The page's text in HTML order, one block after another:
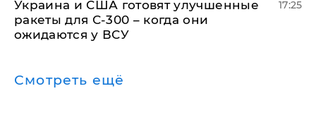
Украина и США готовят улучшенные
ракеты для С-300 – когда они
ожидаются у ВСУ
17:25
Смотреть ещё